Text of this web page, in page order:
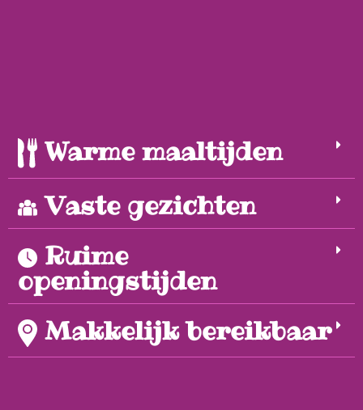
Warme maaltijden
Vaste gezichten
Ruime
openingstijden
Makkelijk bereikbaar